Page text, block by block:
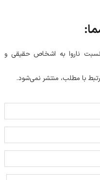
ناروا به اشخاص حقیقی و
با مطلب، منتشر نمی‌شود.